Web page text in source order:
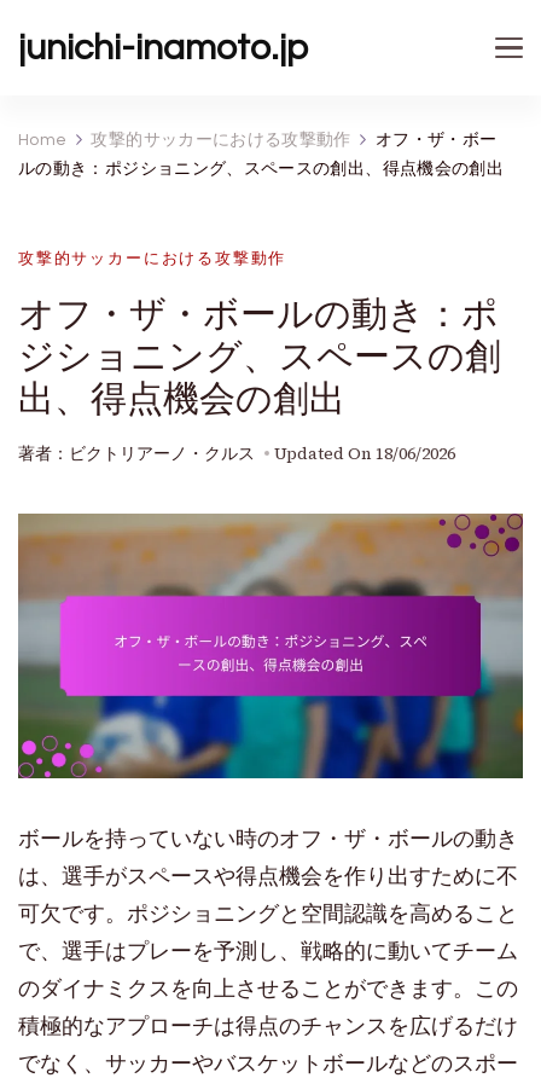
junichi-inamoto.jp
Home 攻撃的サッカーにおける攻撃動作
オフ・ザ・ボー
ルの動き：ポジショニング、スペースの創出、得点機会の創出
攻撃的サッカーにおける攻撃動作
オフ・ザ・ボールの動き：ポ
ジショニング、スペースの創
出、得点機会の創出
著者：ビクトリアーノ・クルス Updated On 18/06/2026
ボールを持っていない時のオフ・ザ・ボールの動き
は、選手がスペースや得点機会を作り出すために不
可欠です。ポジショニングと空間認識を高めること
で、選手はプレーを予測し、戦略的に動いてチーム
のダイナミクスを向上させることができます。この
積極的なアプローチは得点のチャンスを広げるだけ
でなく、サッカーやバスケットボールなどのスポー